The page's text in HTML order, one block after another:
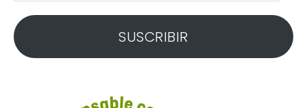
correo
electrónico
SUSCRIBIR